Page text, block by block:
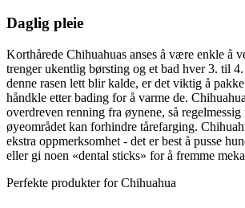
Daglig pleie
Korthårede Chihuahuas anses å være enkle å
trenger ukentlig børsting og et bad hver 3. til
denne rasen lett blir kalde, er det viktig å
håndkle etter bading for å varme de.
overdreven renning fra øynene, så
øyeområdet kan forhindre tårefarging.
ekstra oppmerksomhet - det er best å pusse
eller gi noen «dental sticks» for å fremme
Perfekte produkter for Chihuahua